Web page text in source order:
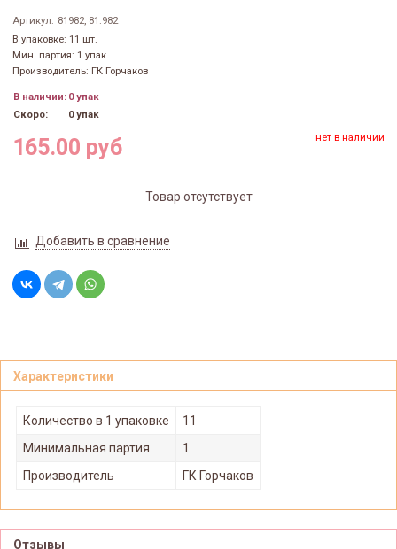
Артикул: 81982, 81.982
В упаковке: 11 шт.
Мин. партия: 1 упак
Производитель: ГК Горчаков
В наличии: 0 упак
Скоро:
0 упак
165.00 руб нет в наличии
Товар отсутствует
Добавить в сравнение
Характеристики
Количество в 1 упаковке
11
Минимальная партия
1
Производитель
ГК Горчаков
Отзывы